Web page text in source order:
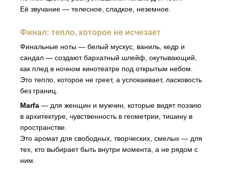
Её звучание — телесное, сладкое, неземное.
Финал: тепло, которое не исчезает
Финальные ноты — белый мускус, ваниль, кедр и
сандал — создают бархатный шлейф, окутывающий,
как плед в ночном кинотеатре под открытым небом.
Это тепло, которое не греет, а успокаивает, ласковость
без границ.
Marfa — для женщин и мужчин, которые видят поэзию
в архитектуре, чувственность в геометрии, тишину в
пространстве.
Это аромат для свободных, творческих, смелых — для
тех, кто выбирает быть внутри момента, а не рядом с
ним.